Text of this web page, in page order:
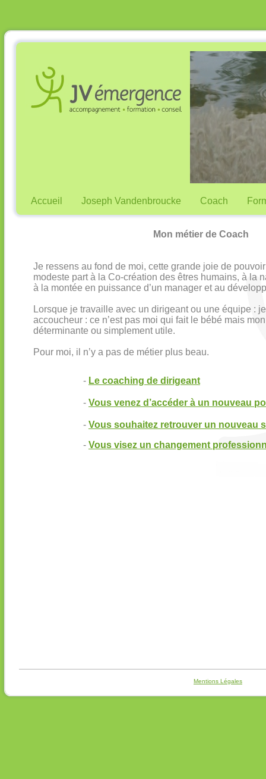
Accueil Joseph Vandenbroucke Coach
Mon métier de Coach
Je ressens au fond de moi, cette grande joie de
modeste part à la Co-création des êtres humains, à la
à la montée en puissance d’un manager et au
Lorsque je travaille avec un dirigeant ou une équipe :
accoucheur : ce n’est pas moi qui fait le bébé mais
déterminante ou simplement utile.
Pour moi, il n’y a pas de métier plus beau.
- Le coaching de dirigeant
- Vous venez d’accéder à un nouveau
- Vous souhaitez retrouver un nouveau
- Vous visez un changement
Mentions Légales